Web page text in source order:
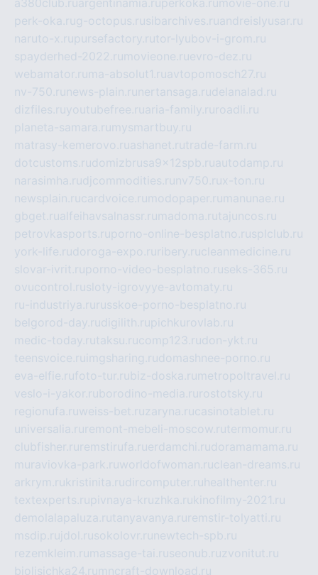
a380club.ruargentinamia.ruperkoka.ru movie-one.ru
perk-oka.rug-octopus.rusibarchives.ruandreislyusar.ru
naruto-x.rupursefactory.rutor-lyubov-i-grom.ru
spayderhed-2022.ru movieone.ruevro-dez.ru
webamator.ru ma-absolut1.ruavtopomosch27.ru
nv-750.ru news-plain.ru nertansaga.rudelanalad.ru
dizfiles.ruyoutubefree.ruaria-family.ru roadli.ru
planeta-samara.ru mysmartbuy.ru
matrasy-kemerovo.ruashanet.rutrade-farm.ru
dotcustoms.rudomizbrusa9x12spb.ruautodamp.ru
narasimha.rudjcommodities.ru nv750.rux-ton.ru
newsplain.rucardvoice.ru modopaper.ru manunae.ru
gbget.rualfeihavsalnassr.ru madoma.rutajuncos.ru
petrovkasports.ruporno-online-besplatno.rusplclub.ru
york-life.rudoroga-expo.ru ribery.rucleanmedicine.ru
slovar-ivrit.ruporno-video-besplatno.ruseks-365.ru
ovucontrol.rusloty-igrovyye-avtomaty.ru
ru-industriya.ru russkoe-porno-besplatno.ru
belgorod-day.rudigilith.rupichkurovlab.ru
medic-today.rutaksu.rucomp123.rudon-ykt.ru
teensvoice.ru imgsharing.rudomashnee-porno.ru
eva-elfie.rufoto-tur.rubiz-doska.ru metropoltravel.ru
veslo-i-yakor.ruborodino-media.ru rostotsky.ru
regionufa.ruweiss-bet.ruzaryna.rucasinotablet.ru
universalia.ru remont-mebeli-moscow.rutermomur.ru
clubfisher.ru remstirufa.ruerdamchi.rudoramamama.ru
muraviovka-park.ruworldofwoman.ruclean-dreams.ru
arkrym.rukristinita.rudircomputer.ru healthenter.ru
textexperts.rupivnaya-kruzhka.rukinofilmy-2021.ru
demolalapaluza.rutanyavanya.ru remstir-tolyatti.ru
msdip.ru jdol.rusokolovr.ru newtech-spb.ru
rezemkleim.ru massage-tai.ruseonub.ruzvonitut.ru
biolisichka24.ru mncraft-download.ru